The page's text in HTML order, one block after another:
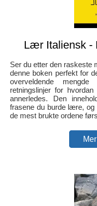
Lær Italiensk -
Ser du etter den raskeste
denne boken perfekt for
overveldende
retningslinjer for
annerledes. Den
frasene du burde lære,
de mest brukte ordene